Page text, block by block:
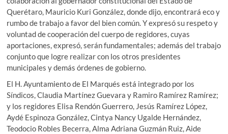
Querétaro, Mauricio Kuri González, donde dijo, encontrará eco y
rumbo de trabajo a favor del bien común. Y expresó su respeto y
voluntad de cooperación del cuerpo de regidores, cuyas
aportaciones, expresó, serán fundamentales; además del trabajo
conjunto que logre realizar con los otros presidentes
municipales y demás órdenes de gobierno.
El H. Ayuntamiento de El Marqués está integrado por los
Síndicos, Claudia Martínez Guevara y Ramiro Ramírez Ramírez;
y los regidores Elisa Rendón Guerrero, Jesús Ramírez López,
Aydé Espinoza González, Cintya Nancy Ugalde Hernández,
Teodocio Robles Becerra, Alma Adriana Guzmán Ruiz, Aide